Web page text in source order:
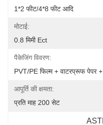
1*2 फीट/4*8 फीट आदि
मोटाई:
0.8 मिमी Ect
पैकेजिंग विवरण:
PVT/PE फिल्म + वाटरप्रूफ पेपर
आपूर्ति की क्षमता:
प्रति माह 200 सेट